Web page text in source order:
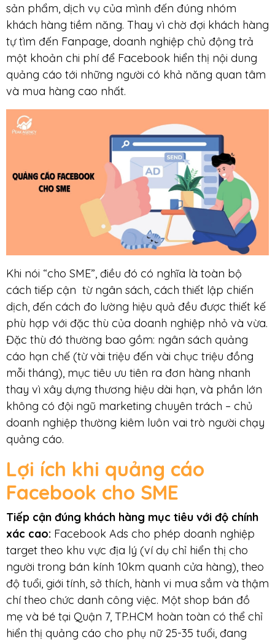
sản phẩm, dịch vụ của mình đến đúng nhóm
khách hàng tiềm năng. Thay vì chờ đợi khách hàng
tự tìm đến Fanpage, doanh nghiệp chủ động trả
một khoản chi phí để Facebook hiển thị nội dung
quảng cáo tới những người có khả năng quan tâm
và mua hàng cao nhất.
Khi nói “cho SME”, điều đó có nghĩa là toàn bộ
cách tiếp cận từ ngân sách, cách thiết lập chiến
dịch, đến cách đo lường hiệu quả đều được thiết kế
phù hợp với đặc thù của doanh nghiệp nhỏ và vừa.
Đặc thù đó thường bao gồm: ngân sách quảng
cáo hạn chế (từ vài triệu đến vài chục triệu đồng
mỗi tháng), mục tiêu ưu tiên ra đơn hàng nhanh
thay vì xây dựng thương hiệu dài hạn, và phần lớn
không có đội ngũ marketing chuyên trách – chủ
doanh nghiệp thường kiêm luôn vai trò người chạy
quảng cáo.
Lợi ích khi quảng cáo
Facebook cho SME
Tiếp cận đúng khách hàng mục tiêu với độ chính
xác cao: Facebook Ads cho phép doanh nghiệp
target theo khu vực địa lý (ví dụ chỉ hiển thị cho
người trong bán kính 10km quanh cửa hàng), theo
độ tuổi, giới tính, sở thích, hành vi mua sắm và thậm
chí theo chức danh công việc. Một shop bán đồ
mẹ và bé tại Quận 7, TP.HCM hoàn toàn có thể chỉ
hiển thị quảng cáo cho phụ nữ 25-35 tuổi, đang